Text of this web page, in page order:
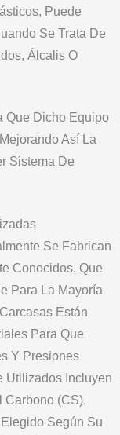
Puede
Se Trata De
Álcalis O
Que Dicho Equipo
Así La
Sistema De
Se Fabrican
Conocidos, Que
Para La Mayoría
Están
Para Que
Y Presiones
Utilizados Incluyen
Carbono (CS),
Según Su